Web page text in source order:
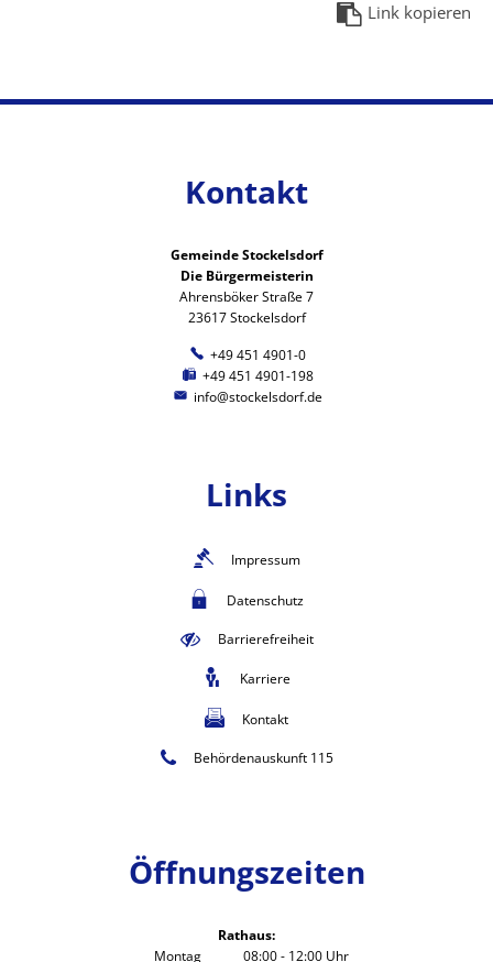
Link kopieren
Kontakt
Gemeinde Stockelsdorf
Die Bürgermeisterin
Ahrensböker Straße 7
23617 Stockelsdorf
+49 451 4901-0
+49 451 4901-198
info@stockelsdorf.de
Links
Impressum
Datenschutz
Barrierefreiheit
Karriere
Kontakt
Behördenauskunft 115
Öffnungszeiten
Rathaus:
Montag
08:00- 12:00 Uhr